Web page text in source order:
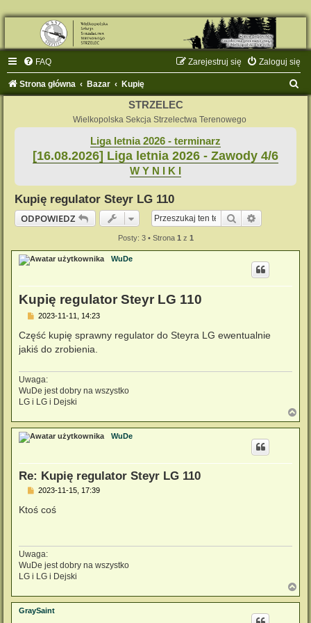
FAQ Zaloguj się
Zarejestruj się
Strona główna Bazar Kupię
STRZELEC
Wielkopolska Sekcja Strzelectwa Terenowego
Liga letnia 2026 - terminarz
[16.08.2026] Liga letnia 2026 - Zawody 4/6
W Y N I K I
Kupię regulator Steyr LG 110
ODPOWIEDZ
Szukaj
Posty: 3 • Strona 1 z 1
WuDe
Kupię regulator Steyr LG 110
P
s
2023-11-11, 14:23
Część kupię sprawny regulator do Steyra LG ewentualnie
jakiś do zrobienia.
Uwaga:
WuDe jest dobry na wszystko
LG i LG i Dejski
a
g
WuDe
Re: Kupię regulator Steyr LG 110
P
s
2023-11-15, 17:39
Ktoś coś
Uwaga:
WuDe jest dobry na wszystko
LG i LG i Dejski
a
g
GraySaint